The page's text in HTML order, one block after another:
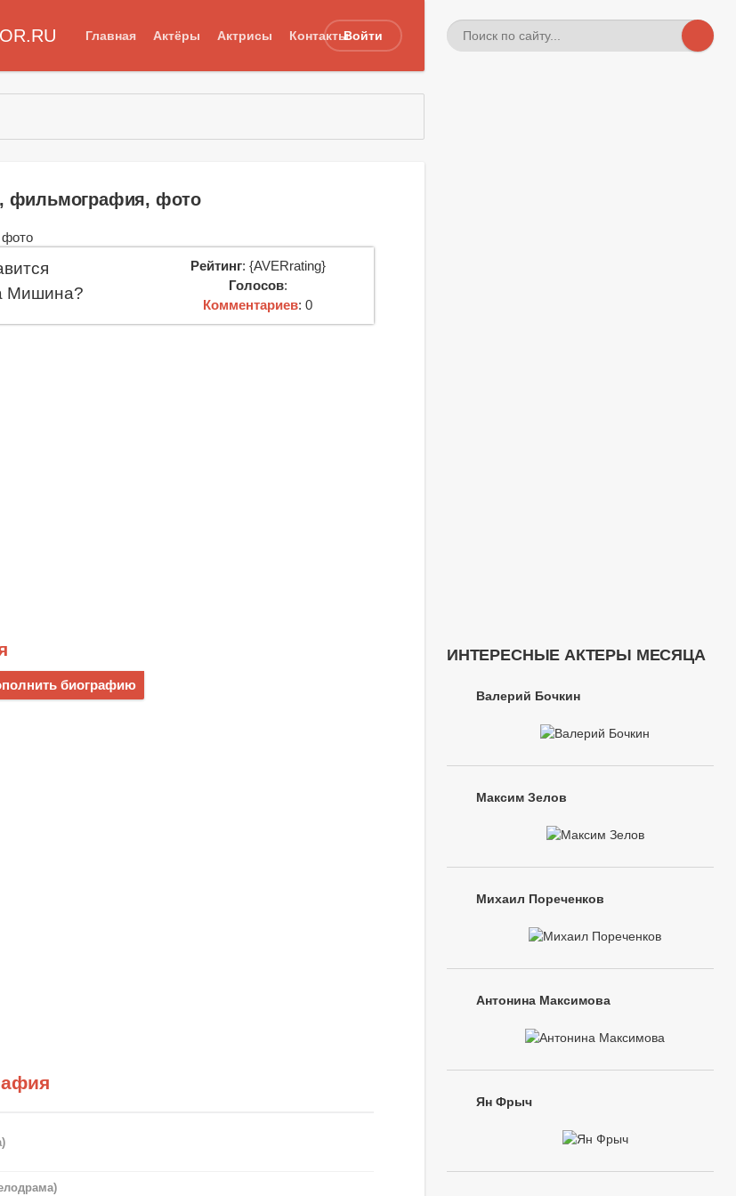
Главная Актёры Актрисы КонтактыВойти
фильмография, фото
Мишина?
Рейтинг: {AVERrating}
Голосов:
Комментариев: 0
биографию
ИНТЕРЕСНЫЕ АКТЕРЫ МЕСЯЦА
Валерий Бочкин
Максим Зелов
Михаил Пореченков
Антонина Максимова
Ян Фрыч